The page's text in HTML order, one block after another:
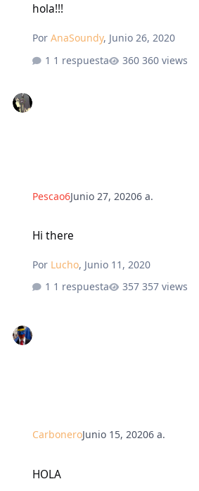
hola!!!
PorAnaSoundy, Junio 26, 2020
1 respuesta
360 views
Pescao6Junio 27, 20206 a.
Hi there
Por Lucho, Junio 11, 2020
1 respuesta
357 views
CarboneroJunio 15, 20206 a.
HOLA